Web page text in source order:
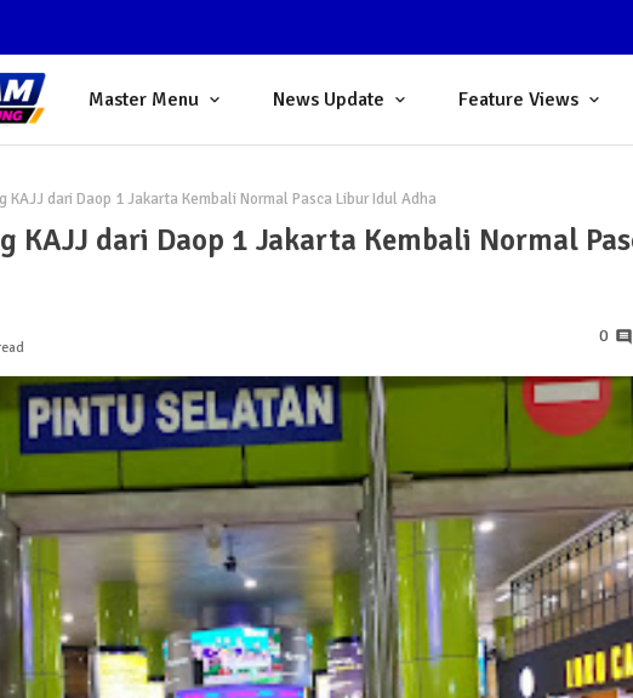
Master Menu News Update Feature Views
KAJJ dari Daop 1 Jakarta Kembali Normal Pasca Libur Idul Adha
KAJJ dari Daop 1 Jakarta Kembali Normal
0